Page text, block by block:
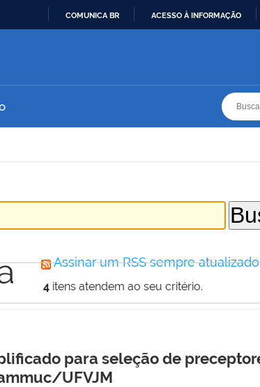
COMUNICA BR ACESSO À INFORMAÇÃO
Assinar um RSS sempre
4itens atendem ao seu critério.
para seleção de
UFVJM